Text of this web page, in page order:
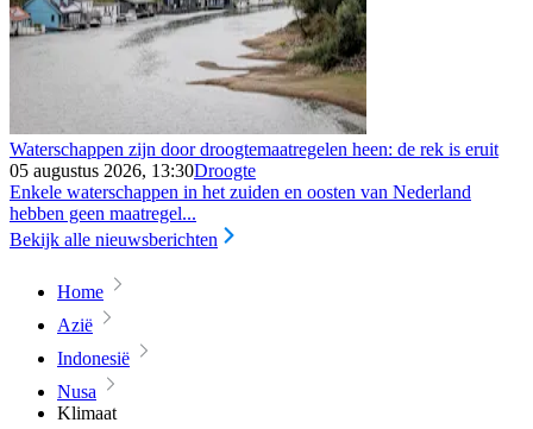
Waterschappen zijn door droogtemaatregelen heen: de rek is eruit
05 augustus 2026, 13:30Droogte
Enkele waterschappen in het zuiden en oosten van Nederland
hebben geen maatregel...
Bekijk alle nieuwsberichten
Home
Azië
Indonesië
Nusa
Klimaat